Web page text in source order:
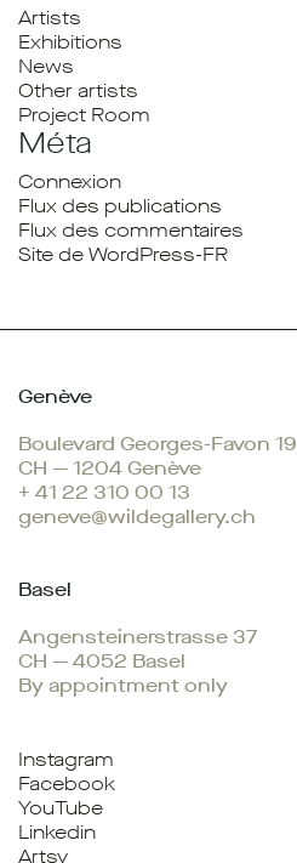
Artists
Exhibitions
News
Other artists
Project Room
Méta
Connexion
Flux des publications
Flux des commentaires
Site de WordPress-FR
Genève
Boulevard Georges-Favon 19
CH — 1204 Genève
+ 41 22 310 00 13
geneve@wildegallery.ch
Basel
Angensteinerstrasse 37
CH — 4052 Basel
By appointment only
Instagram
Facebook
YouTube
Linkedin
Artsy